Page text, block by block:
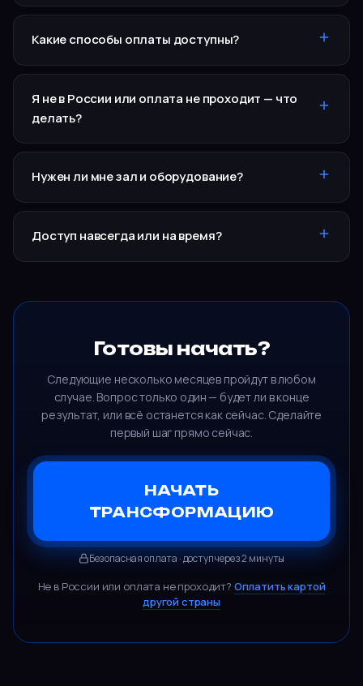
Какие способы оплаты доступны?
Я не в России или оплата не проходит — что
делать?
Нужен ли мне зал и оборудование?
Доступ навсегда или на время?
Готовы начать?
Следующие несколько месяцев пройдут в любом
случае. Вопрос только один — будет ли в конце
результат, или всё останется как сейчас. Сделайте
первый шаг прямо сейчас.
НАЧАТЬ
ТРАНСФОРМАЦИЮ
Безопасная оплата · доступ через 2 минуты
Не в России или оплата не проходит? Оплатить картой
другой страны